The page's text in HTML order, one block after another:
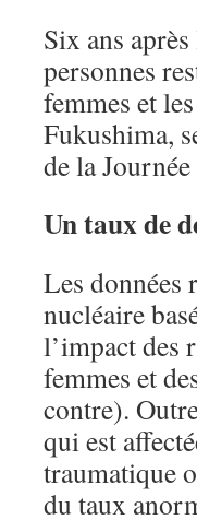
Six ans
personnes
femmes et
Fukushima,
de la
Un taux de
Les données
nucléaire
l’impact des
femmes et
contre).
qui est
traumatique
du taux